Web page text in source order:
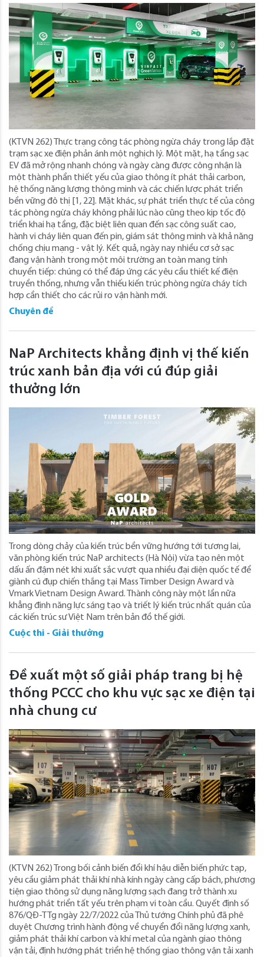
(KTVN 262) Thực trạng công tác phòng ngừa cháy trong lắp đặt
trạm sạc xe điện phản ánh một nghịch lý. Một mặt, hạ tầng sạc
EV đã mở rộng nhanh chóng và ngày càng được công nhận là
một thành phần thiết yếu của giao thông ít phát thải carbon,
hệ thống năng lượng thông minh và các chiến lược phát triển
bền vững đô thị [1, 22]. Mặt khác, sự phát triển thực tế của công
tác phòng ngừa cháy không phải lúc nào cũng theo kịp tốc độ
triển khai hạ tầng, đặc biệt liên quan đến sạc công suất cao,
hành vi cháy liên quan đến pin, giám sát thông minh và khả năng
chống chịu mạng - vật lý. Kết quả, ngày nay nhiều cơ sở sạc
đang vận hành trong một môi trường an toàn mang tính
chuyển tiếp: chúng có thể đáp ứng các yêu cầu thiết kế điện
truyền thống, nhưng vẫn thiếu kiến trúc phòng ngừa cháy tích
hợp cần thiết cho các rủi ro vận hành mới.
Chuyên đề
NaP Architects khẳng định vị thế kiến
trúc xanh bản địa với cú đúp giải
thưởng lớn
Trong dòng chảy của kiến trúc bền vững hướng tới tương lai,
văn phòng kiến trúc NaP architects (Hà Nội) vừa tạo nên một
dấu ấn đậm nét khi xuất sắc vượt qua nhiều đại diện quốc tế để
giành cú đụp chiến thắng tại Mass Timber Design Award và
Vmark Vietnam Design Award. Thành công này một lần nữa
khẳng định năng lực sáng tạo và triết lý kiến trúc nhất quán của
các kiến trúc sư Việt Nam trên bản đồ thế giới.
Cuộc thi - Giải thưởng
Đề xuất một số giải pháp trang bị hệ
thống PCCC cho khu vực sạc xe điện tại
nhà chung cư
(KTVN 262) Trong bối cảnh biến đổi khí hậu diễn biến phức tạp,
yêu cầu giảm phát thải khí nhà kính ngày càng cấp bách, phương
tiện giao thông sử dụng năng lượng sạch đang trở thành xu
hướng phát triển tất yếu trên phạm vi toàn cầu. Quyết định số
876/QĐ-TTg ngày 22/7/2022 của Thủ tướng Chính phủ đã phê
duyệt Chương trình hành động về chuyển đổi năng lượng xanh,
giảm phát thải khí carbon và khí metal của ngành giao thông
vận tải, định hướng phát triển hệ thống giao thông vận tải xanh